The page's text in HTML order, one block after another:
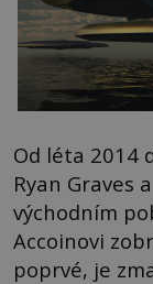
Od léta 2014
Ryan Graves
východním
Accoinovi
poprvé, je